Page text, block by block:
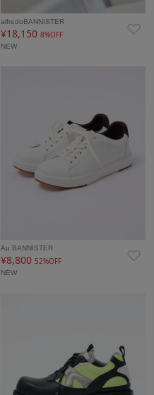
alfredoBANNISTER
¥18,1508%OFF
NEW
Au BANNISTER
¥8,800 52%OFF
NEW